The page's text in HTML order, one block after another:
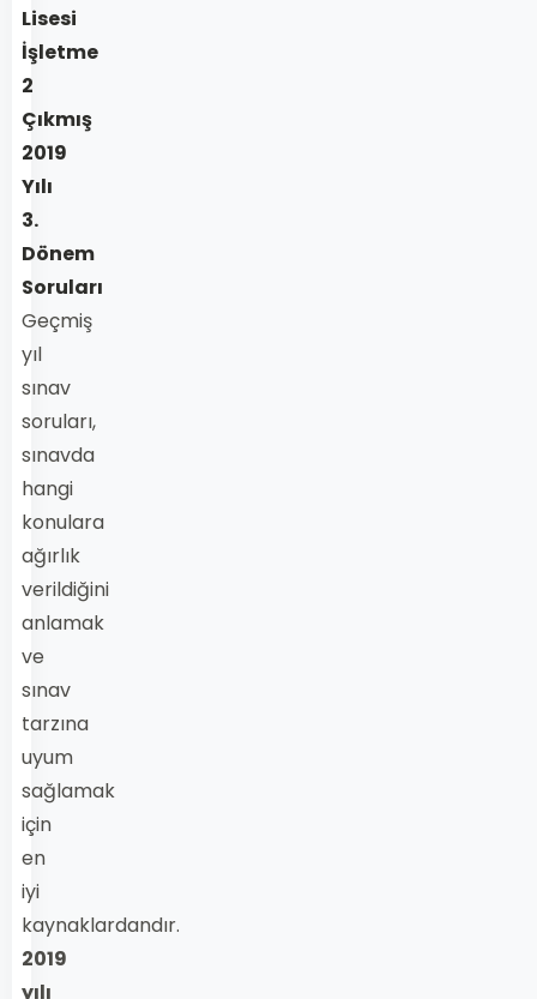
Lisesi
İşletme
2
Çıkmış
2019
Yılı
3.
Dönem
Soruları
Geçmiş
yıl
sınav
soruları,
sınavda
hangi
konulara
ağırlık
verildiğini
anlamak
ve
sınav
tarzına
uyum
sağlamak
için
en
iyi
kaynaklardandır.
2019
yılı